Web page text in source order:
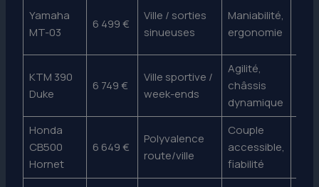
Yamaha
MT-03
6 499 €
Ville / sorties
sinueuses
Maniabilité,
ergonomie
KTM 390
Duke
6 749 €
Ville sportive /
week-ends
Agilité,
châssis
dynamique
Honda
CB500
Hornet
6 649 €
Polyvalence
route/ville
Couple
accessible,
fiabilité